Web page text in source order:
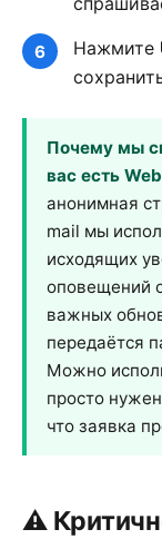
Нажмите
Почему мы
вас есть
анонимная
mail мы
исходящих
оповещений
важных
передаётся
Можно
просто нужен
что заявка
⚠️